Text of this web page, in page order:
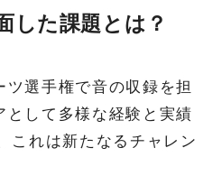
した課題とは？
選手権で音の収録を担
として多様な経験と実績
これは新たなるチャレン